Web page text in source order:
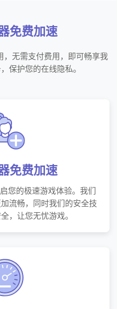
免费加速
无需支付费用，即可畅享我
保护您的在线隐私。
免费加速
您的极速游戏体验。我们
流畅，同时我们的安全技
，让您无忧游戏。